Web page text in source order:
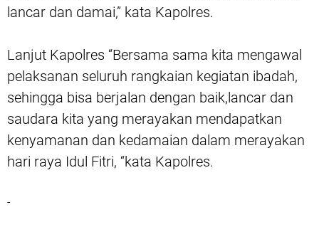
lancar dan damai,” kata Kapolres.
Lanjut Kapolres “Bersama sama kita mengawal
pelaksanan seluruh rangkaian kegiatan ibadah,
sehingga bisa berjalan dengan baik,lancar dan
saudara kita yang merayakan mendapatkan
kenyamanan dan kedamaian dalam merayakan
hari raya Idul Fitri, “kata Kapolres.
-